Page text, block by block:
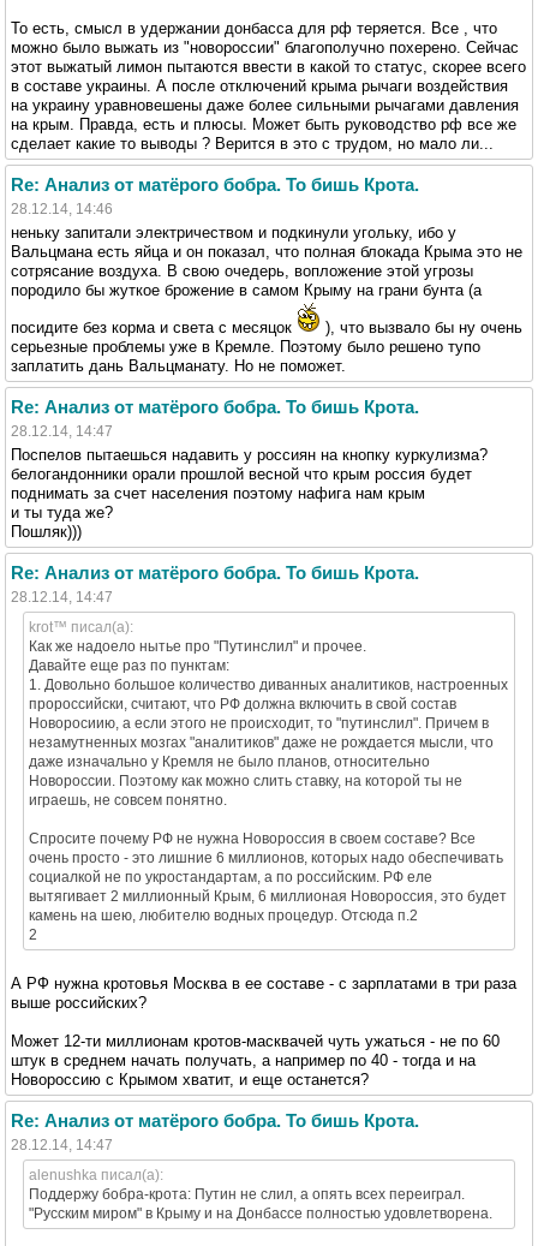
То есть, смысл в удержании донбасса для рф теряется. Все , что
можно было выжать из "новороссии" благополучно похерено. Сейчас
этот выжатый лимон пытаются ввести в какой то статус, скорее всего
в составе украины. А после отключений крыма рычаги воздействия
на украину уравновешены даже более сильными рычагами давления
на крым. Правда, есть и плюсы. Может быть руководство рф все же
сделает какие то выводы ? Верится в это с трудом, но мало ли...
Re: Анализ от матёрого бобра. То бишь Крота.
28.12.14, 14:46
неньку запитали электричеством и подкинули угольку, ибо у
Вальцмана есть яйца и он показал, что полная блокада Крыма это не
сотрясание воздуха. В свою очедерь, вопложение этой угрозы
породило бы жуткое брожение в самом Крыму на грани бунта (а
посидите без корма и света с месяцок
), что вызвало бы ну очень
серьезные проблемы уже в Кремле. Поэтому было решено тупо
заплатить дань Вальцманату. Но не поможет.
Re: Анализ от матёрого бобра. То бишь Крота.
28.12.14, 14:47
Поспелов пытаешься надавить у россиян на кнопку куркулизма?
белогандонники орали прошлой весной что крым россия будет
поднимать за счет населения поэтому нафига нам крым
и ты туда же?
Пошляк)))
Re: Анализ от матёрого бобра. То бишь Крота.
28.12.14, 14:47
krot™ писал(а):
Как же надоело нытье про "Путинслил" и прочее.
Давайте еще раз по пунктам:
1. Довольно большое количество диванных аналитиков, настроенных
пророссийски, считают, что РФ должна включить в свой состав
Новоросиию, а если этого не происходит, то "путинслил". Причем в
незамутненных мозгах "аналитиков" даже не рождается мысли, что
даже изначально у Кремля не было планов, относительно
Новороссии. Поэтому как можно слить ставку, на которой ты не
играешь, не совсем понятно.
Спросите почему РФ не нужна Новороссия в своем составе? Все
очень просто - это лишние 6 миллионов, которых надо обеспечивать
социалкой не по укростандартам, а по российским. РФ еле
вытягивает 2 миллионный Крым, 6 миллионая Новороссия, это будет
камень на шею, любителю водных процедур. Отсюда п.2
2
А РФ нужна кротовья Москва в ее составе - с зарплатами в три раза
выше российских?
Может 12-ти миллионам кротов-масквачей чуть ужаться - не по 60
штук в среднем начать получать, а например по 40 - тогда и на
Новороссию с Крымом хватит, и еще останется?
Re: Анализ от матёрого бобра. То бишь Крота.
28.12.14, 14:47
alenushka писал(а):
Поддержу бобра-крота: Путин не слил, а опять всех переиграл.
"Русским миром" в Крыму и на Донбассе полностью удовлетворена.